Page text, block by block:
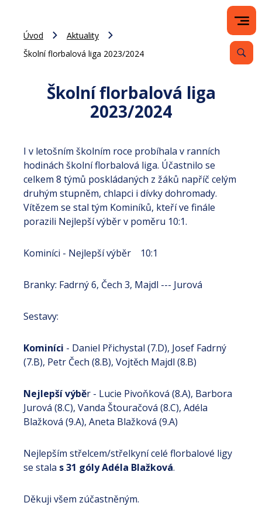
Úvod
Aktuality
Školní florbalová liga 2023/2024
Školní florbalová liga
2023/2024
I v letošním školním roce probíhala v ranních
hodinách školní florbalová liga. Účastnilo se
celkem 8 týmů poskládaných z žáků napříč celým
druhým stupněm, chlapci i dívky dohromady.
Vítězem se stal tým Kominíků, kteří ve finále
porazili Nejlepší výběr v poměru 10:1.
Kominíci - Nejlepší výběr 10:1
Branky: Fadrný 6, Čech 3, Majdl --- Jurová
Sestavy:
Kominíci - Daniel Přichystal (7.D), Josef Fadrný
(7.B), Petr Čech (8.B), Vojtěch Majdl (8.B)
Nejlepší výběr - Lucie Pivoňková (8.A), Barbora
Jurová (8.C), Vanda Štouračová (8.C), Adéla
Blažková (9.A), Aneta Blažková (9.A)
Nejlepším střelcem/střelkyní celé florbalové ligy
se stala s 31 góly Adéla Blažková.
Děkuji všem zúčastněným.